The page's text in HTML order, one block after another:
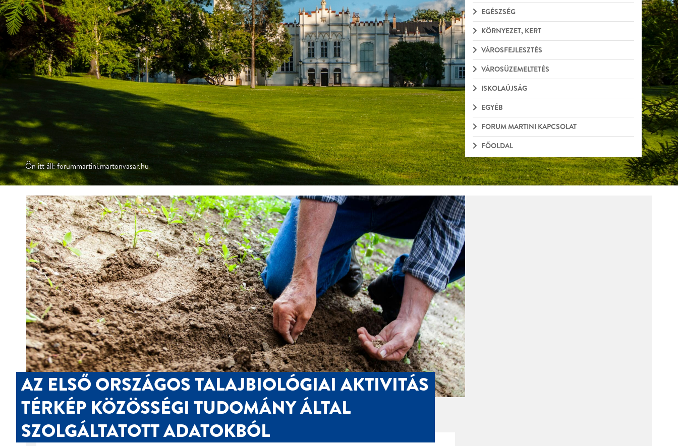
EGÉSZSÉG
KÖRNYEZET, KERT
VÁROSFEJLESZTÉS
VÁROSÜZEMELTETÉS
ISKOLAÚJSÁG
EGYÉB
FORUM MARTINI KAPCSOLAT
FŐOLDAL
Ön itt áll: forummartini.martonvasar.hu
AZ ELSŐ ORSZÁGOS TALAJBIOLÓGIAI AKTIVITÁS
TÉRKÉP KÖZÖSSÉGI TUDOMÁNY ÁLTAL
SZOLGÁLTATOTT ADATOKBÓL